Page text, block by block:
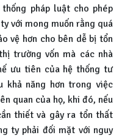
pháp luật cho phép
với mong muốn rằng quá
vệ hơn cho bên dễ bị tổn
trường vốn mà các nhà
ưu tiên của hệ thống tư
khả năng hơn trong việc
quan của họ, khi đó, nếu
thiết và gây ra tổn thất
ty phải đối mặt với nguy